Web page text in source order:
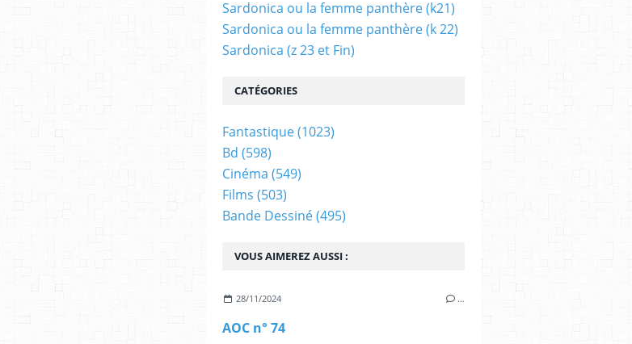
VOUS AIMEREZ AUSSI :
28/11/2024 …
AOC n° 74
Sardonica ou la femme panthère (k21)
Sardonica ou la femme panthère (k 22)
Sardonica (z 23 et Fin)
CATÉGORIES
Fantastique(1023)
Bd (598)
Cinéma (549)
Films (503)
Bande Dessiné(495)